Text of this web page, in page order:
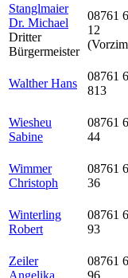
Stanglmaier
Dr. Michael
Dritter
Bürgermeister
08761
12
Walther Hans
08761
813
Wiesheu
Sabine
08761
44
Wimmer
Christoph
08761
36
Winterling
Robert
08761
93
Zeiler
Angelika
08761
96